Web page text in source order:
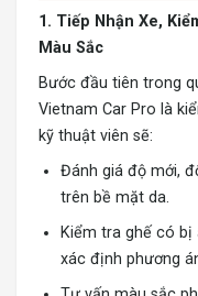
1. Tiếp Nhận Xe,
Màu Sắc
Bước đầu tiên trong
Vietnam Car Pro là
kỹ thuật viên sẽ:
Đánh giá độ mới,
trên bề mặt da.
Kiểm tra ghế có
xác định phương